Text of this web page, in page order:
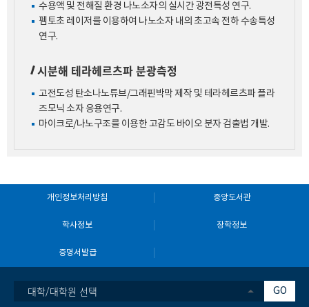
수용액 및 전해질 환경 나노소자의 실시간 광전특성 연구.
펨토초 레이저를 이용하여 나노소자 내의 초고속 전하 수송특성
연구.
시분해 테라헤르츠파 분광측정
고전도성 탄소나노튜브/그래핀박막 제작 및 테라헤르츠파 플라
즈모닉 소자 응용연구.
마이크로/나노구조를 이용한 고감도 바이오 분자 검출법 개발.
개인정보처리방침 중앙도서관
학사정보 장학정보
증명서발급
대학/대학원 선택 GO